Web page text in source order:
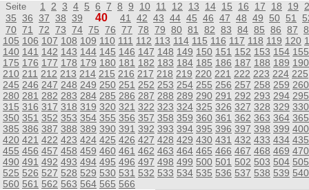
Seite 1 2 3 4 5 6 7 8 9 10 11 12 13 14 15 16 17 18 19
35 36 37 38 39 40 41 42 43 44 45 46 47 48 49 50 51
70 71 72 73 74 75 76 77 78 79 80 81 82 83 84 85 86 87
105 106 107 108 109 110 111 112 113 114 115 116 117 118 119 120
140 141 142 143 144 145 146 147 148 149 150 151 152 153 154 155
175 176 177 178 179 180 181 182 183 184 185 186 187 188 189 190
210 211 212 213 214 215 216 217 218 219 220 221 222 223 224 225
245 246 247 248 249 250 251 252 253 254 255 256 257 258 259 260
280 281 282 283 284 285 286 287 288 289 290 291 292 293 294 295
315 316 317 318 319 320 321 322 323 324 325 326 327 328 329 330
350 351 352 353 354 355 356 357 358 359 360 361 362 363 364 365
385 386 387 388 389 390 391 392 393 394 395 396 397 398 399 400
420 421 422 423 424 425 426 427 428 429 430 431 432 433 434 435
455 456 457 458 459 460 461 462 463 464 465 466 467 468 469 470
490 491 492 493 494 495 496 497 498 499 500 501 502 503 504 505
525 526 527 528 529 530 531 532 533 534 535 536 537 538 539 540
560 561 562 563 564 565 566